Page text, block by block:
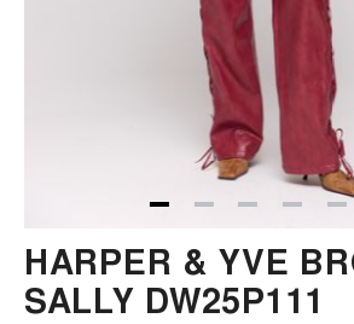
HARPER & YVE
SALLY DW25P111